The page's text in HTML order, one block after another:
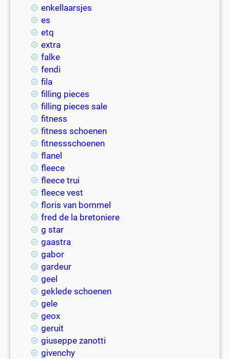
enkellaarsjes
es
etq
extra
falke
fendi
fila
filling pieces
filling pieces sale
fitness
fitness schoenen
fitnessschoenen
flanel
fleece
fleece trui
fleece vest
floris van bommel
fred de la bretoniere
g star
gaastra
gabor
gardeur
geel
geklede schoenen
gele
geox
geruit
giuseppe zanotti
givenchy